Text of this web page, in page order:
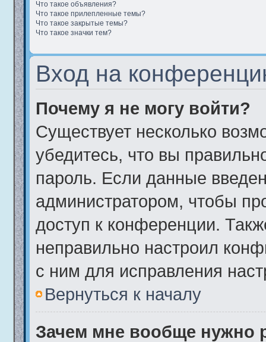
Что такое объявления?
Что такое прилепленные темы?
Что такое закрытые темы?
Что такое значки тем?
Вход на
Почему я не могу войти?
Существует несколько
убедитесь, что вы
пароль. Если данные
администратором, чтобы
доступ к конференции.
неправильно настроил
с ним для исправления
Вернуться к началу
Зачем мне вообще нужно